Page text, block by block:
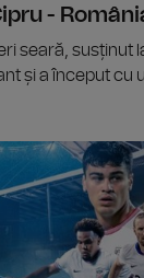
-
seară, susținut
și a început cu